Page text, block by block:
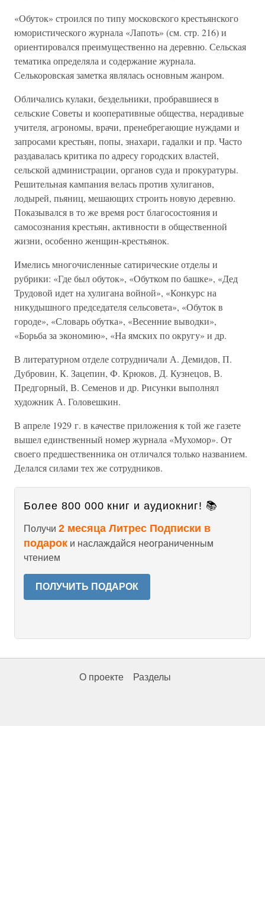
«Обуток» строился по типу московского крестьянского
юмористического журнала «Лапоть» (см. стр. 216) и
ориентировался преимущественно на деревню. Сельская
тематика определяла и содержание журнала.
Селькоровская заметка являлась основным жанром.
Обличались кулаки, бездельники, пробравшиеся в
сельские Советы и кооперативные общества, нерадивые
учителя, агрономы, врачи, пренебрегающие нуждами и
запросами крестьян, попы, знахари, гадалки и пр. Часто
раздавалась критика по адресу городских властей,
сельской администрации, органов суда и прокуратуры.
Решительная кампания велась против хулиганов,
лодырей, пьяниц, мешающих строить новую деревню.
Показывался в то же время рост благосостояния и
самосознания крестьян, активности в общественной
жизни, особенно женщин-крестьянок.
Имелись многочисленные сатирические отделы и
рубрики: «Где был обуток», «Обутком по башке», «Дед
Трудовой идет на хулигана войной», «Конкурс на
никудышного председателя сельсовета», «Обуток в
городе», «Словарь обутка», «Весенние выводки»,
«Борьба за экономию», «На ямских по округу» и др.
В литературном отделе сотрудничали А. Демидов, П.
Дубровин, К. Зацепин, Ф. Крюков, Д. Кузнецов, В.
Предгорный, В. Семенов и др. Рисунки выполнял
художник А. Головешкин.
В апреле 1929 г. в качестве приложения к той же газете
вышел единственный номер журнала «Мухомор». От
своего предшественника он отличался только названием.
Делался силами тех же сотрудников.
Более 800 000 книг и аудиокниг! 📚
Получи 2 месяца Литрес Подписки в
подарок и наслаждайся неограниченным
чтением
ПОЛУЧИТЬ ПОДАРОК
О проекте Разделы